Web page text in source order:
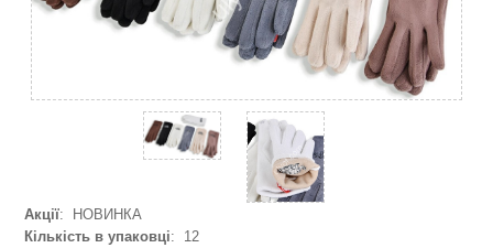
Акції: НОВИНКА
Кількість в упаковці: 12